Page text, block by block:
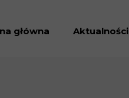
główna Aktualności